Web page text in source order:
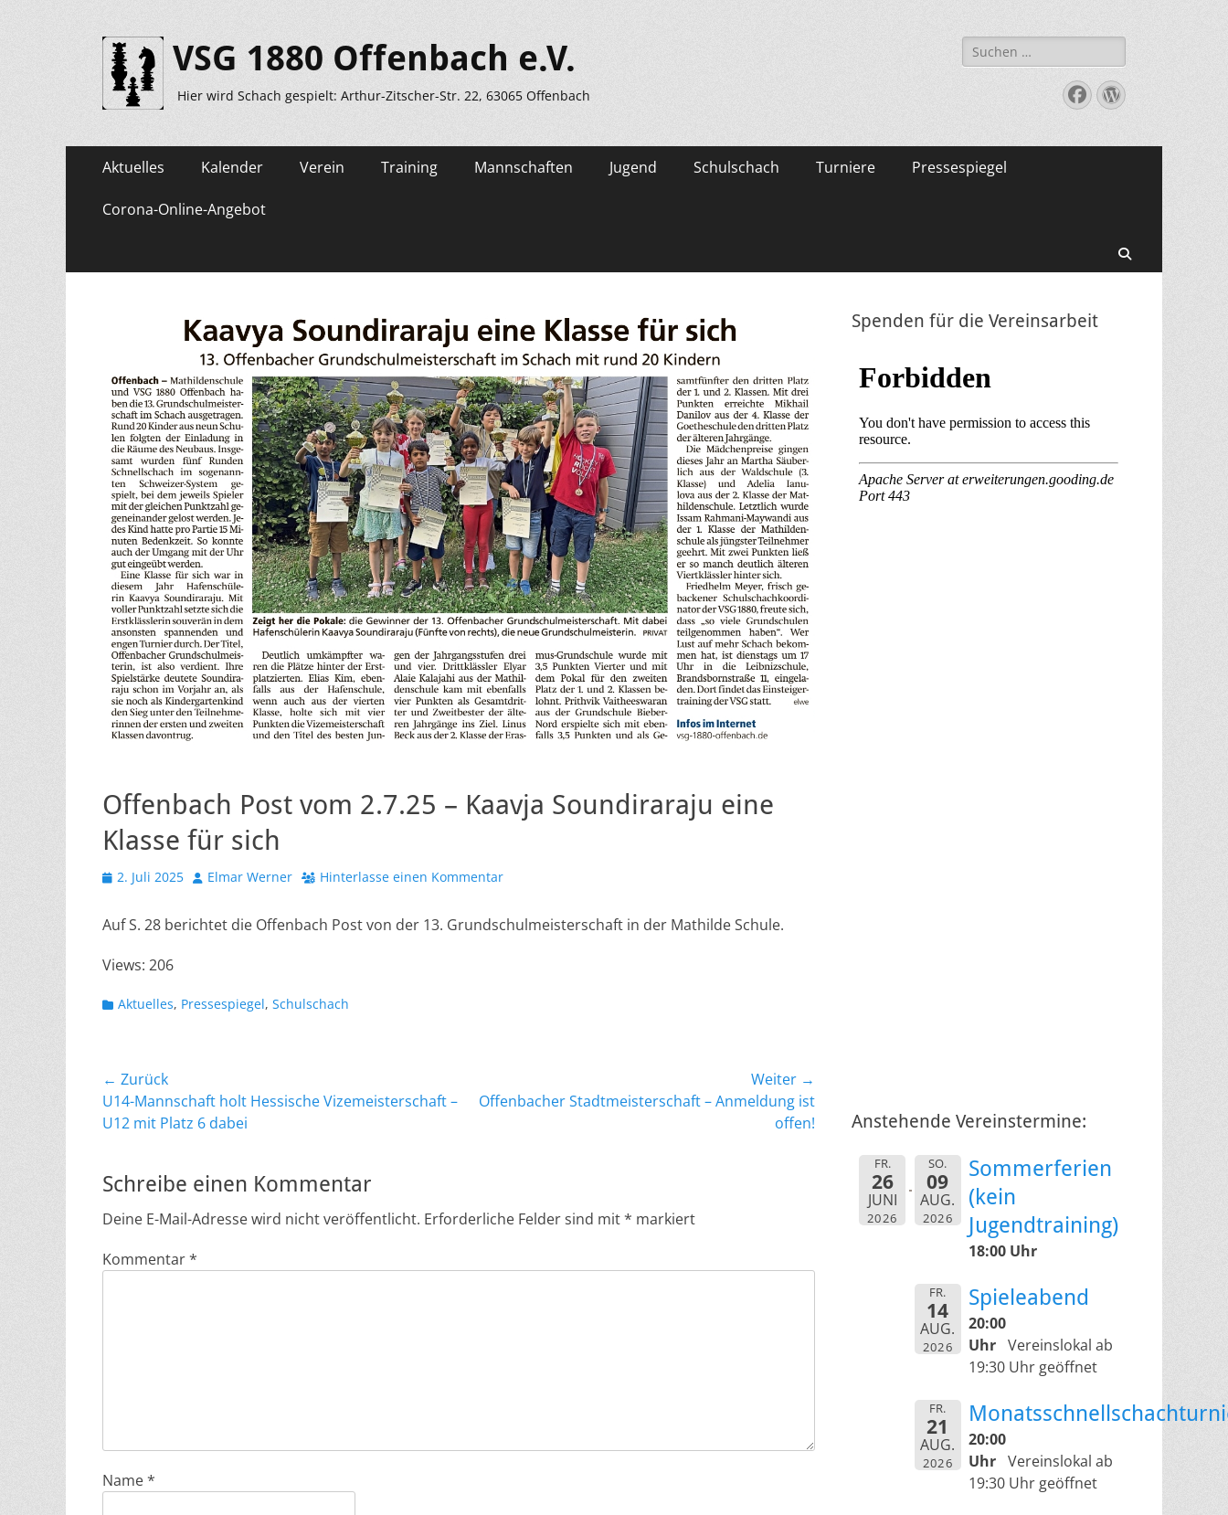
VSG 1880 Offenbach e.V.
Hier wird Schach gespielt: Arthur-Zitscher-Str. 22, 63065 Offenbach
Suche
nach:
Facebook
WordPress
Primäres
Zum
Inhalt
springen
Aktuelles Kalender Verein Training Mannschaften Jugend Schulschach Turniere Pressespiegel
Corona-Online-Angebot
Offenbach Post vom 2.7.25 – Kaavja Soundiraraju eine
Klasse für sich
Veröffentlicht
2. Juli 2025 AutorElmar Werner Hinterlasse einen Kommentar
Auf S. 28 berichtet die Offenbach Post von der 13. Grundschulmeisterschaft in der Mathilde Schule.
Views: 206
Kategorien
Aktuelles, Pressespiegel, Schulschach
Beitragsnavigation
← Zurück
Vorheriger
Beitrag:
U14-Mannschaft holt Hessische Vizemeisterschaft –
U12 mit Platz 6 dabei
Weiter →
Nächster
Offenbacher Stadtmeisterschaft – Anmeldung ist
offen!
Schreibe einen Kommentar
Deine E-Mail-Adresse wird nicht veröffentlicht. Erforderliche Felder sind mit* markiert
Kommentar*
Name*
Spenden für die Vereinsarbeit
Anstehende Vereinstermine:
FR.
26
JUNI
2026
SO.
09
AUG.
2026
Sommerferien
(kein
Jugendtraining)
18:00 Uhr
FR.
14
AUG.
2026
Spieleabend
20:00
Uhr Vereinslokal ab
19:30 Uhr geöffnet
FR.
21
AUG.
2026
20:00
Uhr Vereinslokal ab
19:30 Uhr geöffnet